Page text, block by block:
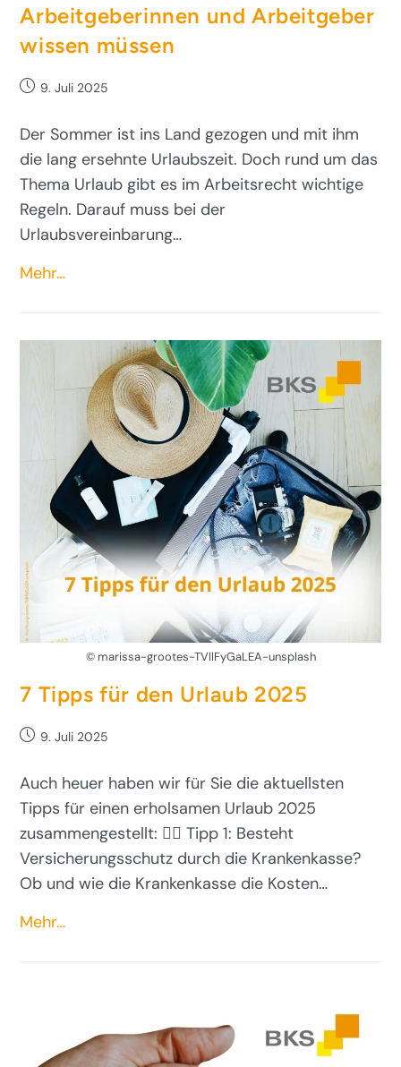
Arbeitgeberinnen und Arbeitgeber
wissen müssen
9. Juli 2025
Der Sommer ist ins Land gezogen und mit ihm
die lang ersehnte Urlaubszeit. Doch rund um das
Thema Urlaub gibt es im Arbeitsrecht wichtige
Regeln. Darauf muss bei der
Urlaubsvereinbarung…
Mehr…
© marissa-grootes-TVllFyGaLEA-unsplash
7 Tipps für den Urlaub 2025
9. Juli 2025
Auch heuer haben wir für Sie die aktuellsten
Tipps für einen erholsamen Urlaub 2025
zusammengestellt: 👉🏻 Tipp 1: Besteht
Versicherungsschutz durch die Krankenkasse?
Ob und wie die Krankenkasse die Kosten…
Mehr…